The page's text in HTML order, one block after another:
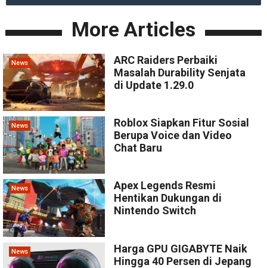
More Articles
News
ARC Raiders Perbaiki
Masalah Durability Senjata
di Update 1.29.0
News
Roblox Siapkan Fitur Sosial
Berupa Voice dan Video
Chat Baru
News
Apex Legends Resmi
Hentikan Dukungan di
Nintendo Switch
News
Harga GPU GIGABYTE Naik
Hingga 40 Persen di Jepang